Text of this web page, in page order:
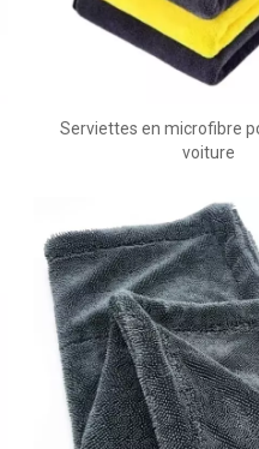
Serviettes en microfibre
voiture